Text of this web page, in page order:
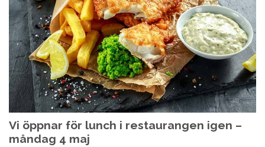
Vi öppnar för lunch i restaurangen igen –
måndag 4 maj